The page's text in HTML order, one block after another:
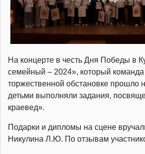
На концерте в честь Дня Победы в
семейный – 2024», который команда
торжественной обстановке прошло
детьми выполняли задания,
краевед».
Подарки и дипломы на сцене
Никулина Л.Ю. По отзывам